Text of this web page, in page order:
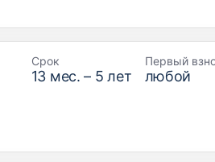
Срок
13 мес. – 5 лет
Первый
любой